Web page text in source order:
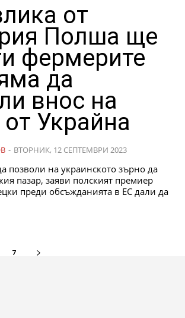
от
Полша ще
фермерите
да
внос на
Украйна
- ВТОРНИК, 12 СЕПТЕМВРИ 2023
позволи на украинското зърно да
пазар, заяви полският премиер
преди обсъжданията в ЕС дали да
7